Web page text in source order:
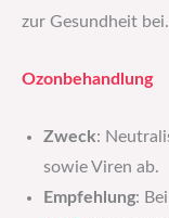
zur Gesundheit bei.
Ozonbehandlung
Zweck:
sowie Viren ab.
Empfehlung: